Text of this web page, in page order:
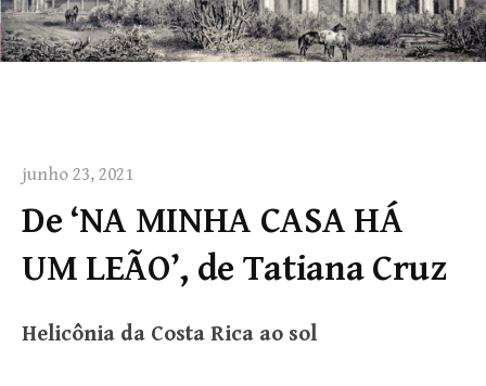
junho 23, 2021
De ‘NA MINHA CASA HÁ
UM LEÃO’, de Tatiana Cruz
Helicônia da Costa Rica ao sol